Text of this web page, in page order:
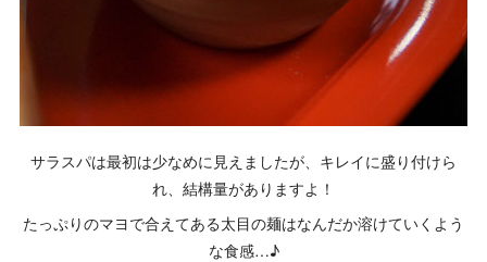
サラスパは最初は少なめに見えましたが、キレイに盛り付けら
れ、結構量がありますよ！
たっぷりのマヨで合えてある太目の麺はなんだか溶けていくよう
な食感…♪